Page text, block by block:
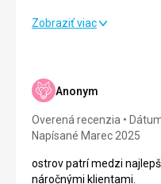
Tato dovolená byla jako
Strava
Ubytovanie
Zobraziť viac
Anonym
Overená recenzia
Napísané Marec 2025
ostrov patrí medzi
náročnými klientami.